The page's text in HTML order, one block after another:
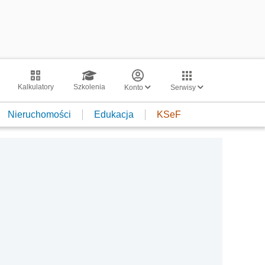
Kalkulatory Szkolenia Konto Serwisy
Nieruchomości Edukacja KSeF